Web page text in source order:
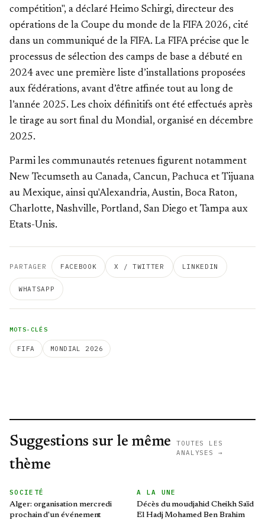
compétition", a déclaré Heimo Schirgi, directeur des
opérations de la Coupe du monde de la FIFA 2026, cité
dans un communiqué de la FIFA. La FIFA précise que le
processus de sélection des camps de base a débuté en
2024 avec une première liste d’installations proposées
aux fédérations, avant d’être affinée tout au long de
l’année 2025. Les choix définitifs ont été effectués après
le tirage au sort final du Mondial, organisé en décembre
2025.
Parmi les communautés retenues figurent notamment
New Tecumseth au Canada, Cancun, Pachuca et Tijuana
au Mexique, ainsi qu'Alexandria, Austin, Boca Raton,
Charlotte, Nashville, Portland, San Diego et Tampa aux
Etats-Unis.
PARTAGER FACEBOOK X / TWITTER LINKEDIN
WHATSAPP
MOTS-CLÉS
FIFA MONDIAL 2026
Suggestions sur le même
thème
TOUTES LES
ANALYSES →
SOCIETÉ
Alger: organisation mercredi
prochain d'un événement
A LA UNE
Décès du moudjahid Cheikh Saïd
El Hadj Mohamed Ben Brahim